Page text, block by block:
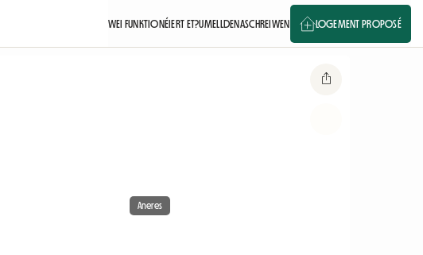
WEI FUNKTIONÉIERT ET?UMELLDENASCHREIWEN LOGEMENT PROPOSÉ
Aneres